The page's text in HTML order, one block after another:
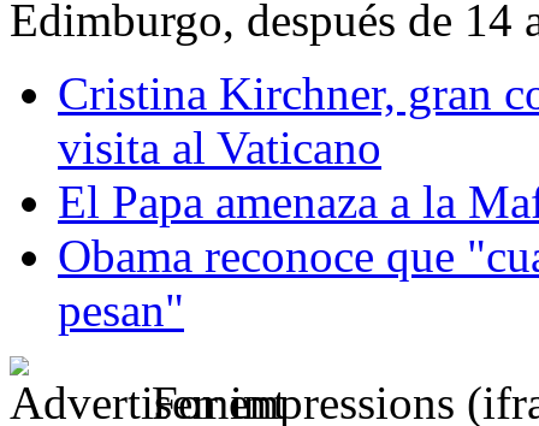
Edimburgo, después de 14
Cristina Kirchner, gran
visita al Vaticano
El Papa amenaza a la
Obama reconoce que
pesan"
For impressions